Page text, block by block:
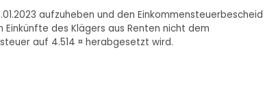
aufzuheben und den Einkommensteuerbescheid
Einkünfte des Klägers aus Renten nicht dem
auf 4.514 ¤ herabgesetzt wird.